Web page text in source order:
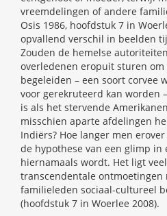
vreemdelingen of andere
Osis 1986, hoofdstuk 7 in
opvallend verschil in beelden
Zouden de hemelse
overledenen eropuit sturen
begeleiden – een soort corvee
voor gerekruteerd kan worden
is als het stervende
misschien aparte afdelingen
Indiërs? Hoe langer men
de hypothese van een glimp in
hiernamaals wordt. Het ligt
transcendentale ontmoetingen
familieleden sociaal-cultureel
(hoofdstuk 7 in Woerlee 2008).